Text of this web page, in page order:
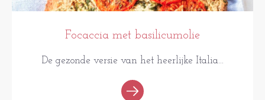
Focaccia met basilicumolie
De gezonde versie van het heerlijke Italia...